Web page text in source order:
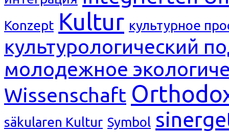
Konzept Kultur культурное
культурологический
молодежное
Wissenschaft
säkularen Kultur Symbol